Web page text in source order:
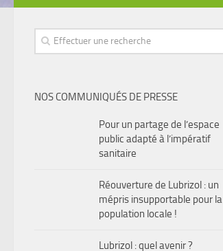
NOS COMMUNIQUÉS DE PRESSE
Pour un partage de l’espace
public adapté à l’impératif
sanitaire
Réouverture de Lubrizol : un
mépris insupportable pour la
population locale !
Lubrizol : quel avenir ?